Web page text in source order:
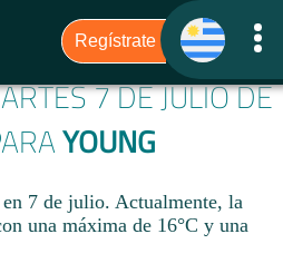
7 DE JULIO DE
YOUNG
7 de julio. Actualmente, la
una máxima de 16°C y una